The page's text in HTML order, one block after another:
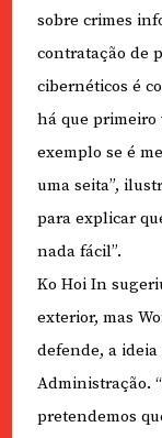
sobre crimes
contratação de
cibernéticos é
há que primeiro
exemplo se é
uma seita”,
para explicar
nada fácil”.
Ko Hoi In
exterior, mas
defende, a
Administração.
pretendemos